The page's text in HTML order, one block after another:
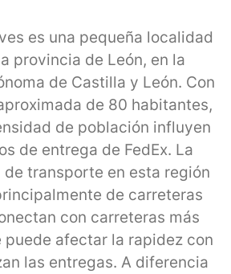
es una pequeña localidad
provincia de León, en la
de Castilla y León. Con
de 80 habitantes,
de población influyen
de entrega de FedEx. La
transporte en esta región
de carreteras
con carreteras más
puede afectar la rapidez con
las entregas. A diferencia